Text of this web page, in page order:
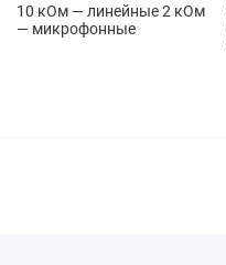
10 кОм — линейные 2 кОм
— микрофонные